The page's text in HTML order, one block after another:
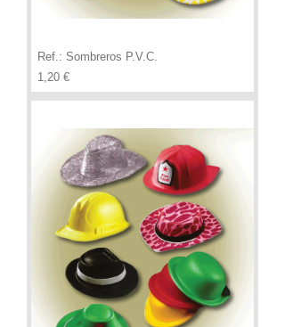
Ref.: Sombreros P.V.C.
Precio
1,20 €